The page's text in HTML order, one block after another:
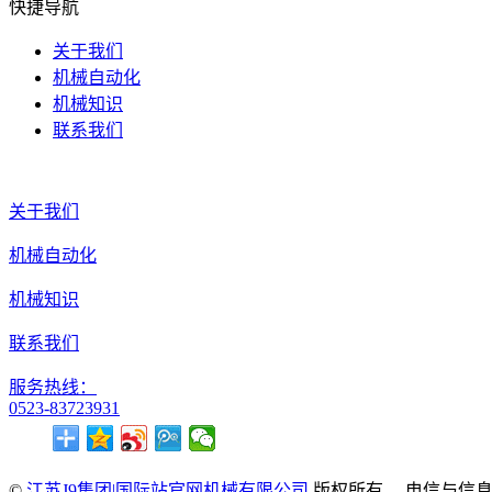
快捷导航
关于我们
机械自动化
机械知识
联系我们
关于我们
机械自动化
机械知识
联系我们
服务热线：
0523-83723931